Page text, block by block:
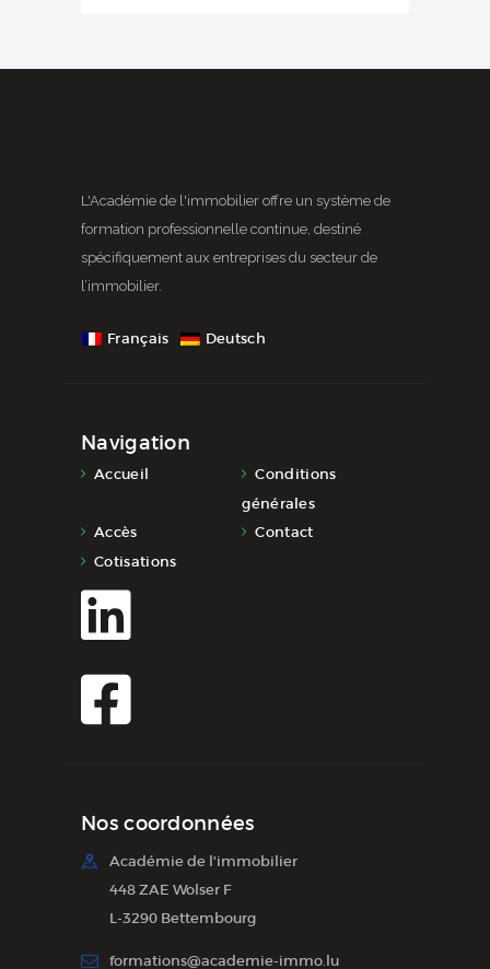
L'Académie de l'immobilier offre un système de
formation professionnelle continue, destiné
spécifiquement aux entreprises du secteur de
l’immobilier.
Français Deutsch
Navigation
Accueil
Conditions
générales
Accès
Contact
Cotisations
Nos coordonnées
Académie de l'immobilier
448 ZAE Wolser F
L-3290 Bettembourg
formations@academie-immo.lu